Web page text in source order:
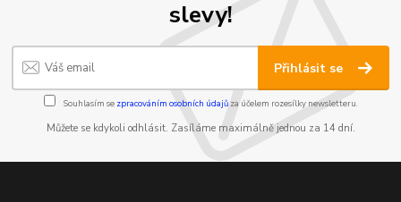
slevy!
Přihlásit se
Souhlasím se zpracováním osobních údajůza účelem rozesílky newsletteru.
Můžete se kdykoli odhlásit. Zasíláme maximálně jednou za 14 dní.